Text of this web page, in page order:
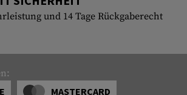
und 14 Tage Rückgaberecht
MASTERCARD